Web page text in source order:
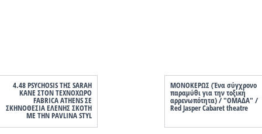
4.48 PSYCHOSIS ΤΗΣ SARAH
KANE ΣΤΟΝ ΤΕΧΝΟΧΩΡΟ
FABRICA ATHENS ΣΕ
ΣΚΗΝΟΘΕΣΙΑ ΕΛΕΝΗΣ ΣΚΟΤΗ
ΜΕ ΤΗΝ PAVLINA STYL
ΜΟΝΟΚΕΡΩΣ (Ένα σύγχρονο
παραμύθι για την τοξική
αρρενωπότητα) / "ΟΜΑΔΑ" /
Red Jasper Cabaret theatre